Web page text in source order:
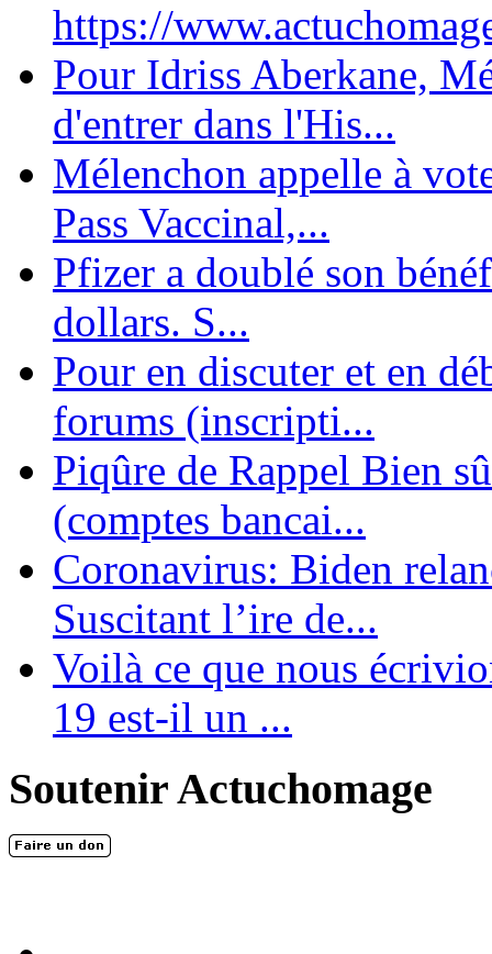
https://
Pour Idriss Aberkane,
d'entrer dans l'His...
Mélenchon appelle à
Pass Vaccinal,...
Pfizer a doublé son
dollars. S...
Pour en discuter et en
forums (inscripti...
Piqûre de Rappel Bien
(comptes bancai...
Coronavirus: Biden
Suscitant l’ire de...
Voilà ce que nous
19 est-il un ...
Soutenir Actuchomage